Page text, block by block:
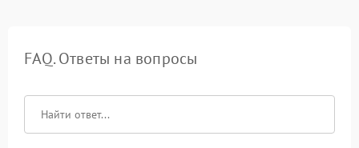
FAQ. Ответы на вопросы